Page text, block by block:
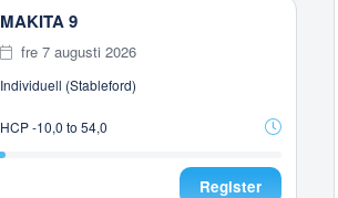
MAKITA 9
fre 7 augusti 2026
Individuell (Stableford)
HCP -10,0 to 54,0
Register